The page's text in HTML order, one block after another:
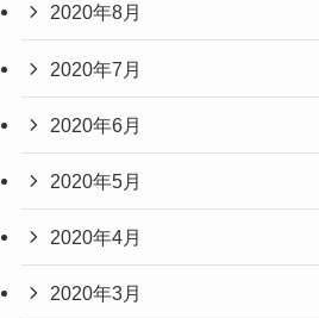
2020年8月
2020年7月
2020年6月
2020年5月
2020年4月
2020年3月